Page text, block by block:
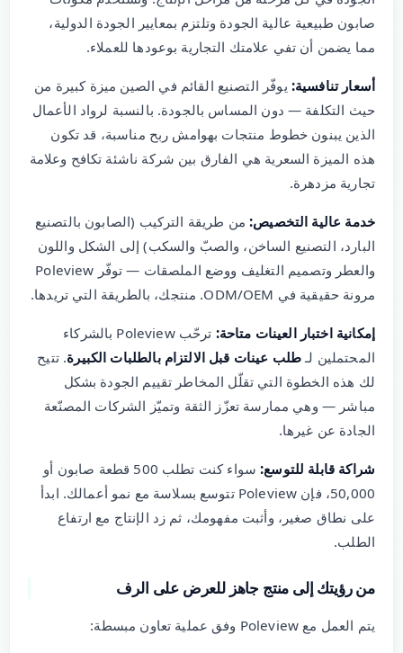
صابون طبيعية عالية الجودة وتلتزم بمعايير الجودة الدولية،
مما يضمن أن تفي علامتك التجارية بوعودها للعملاء.
أسعار تنافسية: يوفّر التصنيع القائم في الصين ميزة كبيرة من
حيث التكلفة — دون المساس بالجودة. بالنسبة لرواد الأعمال
الذين يبنون خطوط منتجات بهوامش ربح مناسبة، قد تكون
هذه الميزة السعرية هي الفارق بين شركة ناشئة تكافح وعلامة
تجارية مزدهرة.
خدمة عالية التخصيص:من طريقة التركيب (الصابون بالتصنيع
البارد، التصنيع الساخن، والصبّ والسكب) إلى الشكل واللون
والعطر وتصميم التغليف ووضع الملصقات — توفّر Poleview
مرونة حقيقية في ODM/OEM. منتجك، بالطريقة التي تريدها.
إمكانية اختبار العينات متاحة:
ترحّب Poleview بالشركاء
المحتملين لـ طلب عينات قبل الالتزام بالطلبات الكبيرة. تتيح
لك هذه الخطوة التي تقلّل المخاطر تقييم الجودة بشكل
مباشر — وهي ممارسة تعزّز الثقة وتميّز الشركات المصنّعة
الجادة عن غيرها.
شراكة قابلة للتوسع:
سواء كنت تطلب 500 قطعة صابون أو
50,000، فإن Poleview تتوسع بسلاسة مع نمو أعمالك. ابدأ
على نطاق صغير، وأثبت مفهومك، ثم زد الإنتاج مع ارتفاع
الطلب.
من رؤيتك إلى منتج جاهز للعرض على الرف
يتم العمل مع Poleview وفق عملية تعاون مبسطة: